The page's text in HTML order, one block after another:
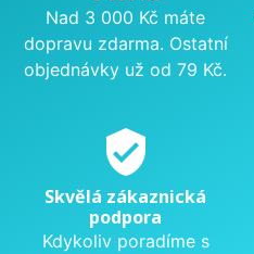
Nad 3 000 Kč máte
dopravu zdarma. Ostatní
objednávky už od 79 Kč.
verified_user
Skvělá zákaznická
podpora
Kdykoliv poradíme s